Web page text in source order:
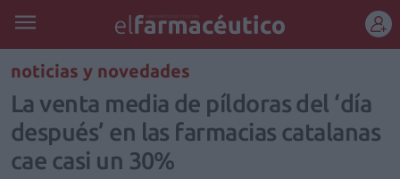
REGÍSTRATE
noticias y novedades
La venta media de píldoras del ‘día
después’ en las farmacias catalanas
cae casi un 30%